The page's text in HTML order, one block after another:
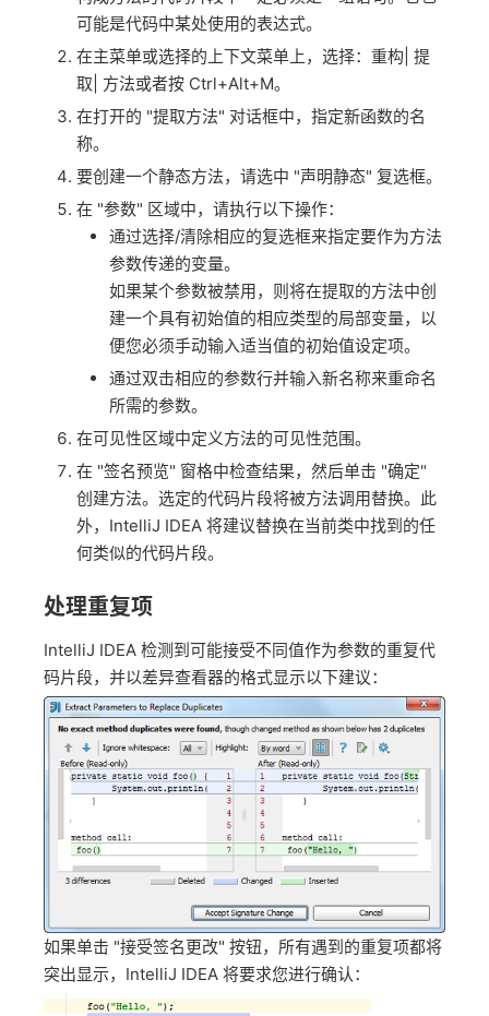
可能是代码中某处使用的表达式。
在主菜单或选择的上下文菜单上，选择：重构| 提
取| 方法或者按 Ctrl+Alt+M。
在打开的 "提取方法" 对话框中，指定新函数的名
称。
要创建一个静态方法，请选中 "声明静态" 复选框。
在 "参数" 区域中，请执行以下操作：
通过选择/清除相应的复选框来指定要作为方法
参数传递的变量。
如果某个参数被禁用，则将在提取的方法中创
建一个具有初始值的相应类型的局部变量，以
便您必须手动输入适当值的初始值设定项。
通过双击相应的参数行并输入新名称来重命名
所需的参数。
在可见性区域中定义方法的可见性范围。
在 "签名预览" 窗格中检查结果，然后单击 "确定"
创建方法。选定的代码片段将被方法调用替换。此
外，IntelliJ IDEA 将建议替换在当前类中找到的任
何类似的代码片段。
处理重复项
IntelliJ IDEA 检测到可能接受不同值作为参数的重复代
码片段，并以差异查看器的格式显示以下建议：
如果单击 "接受签名更改" 按钮，所有遇到的重复项都将
突出显示，IntelliJ IDEA 将要求您进行确认：